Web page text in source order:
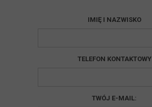
IMIĘ I NAZWISKO
TELEFON KONTAKTOWY
TWÓJ E-MAIL: